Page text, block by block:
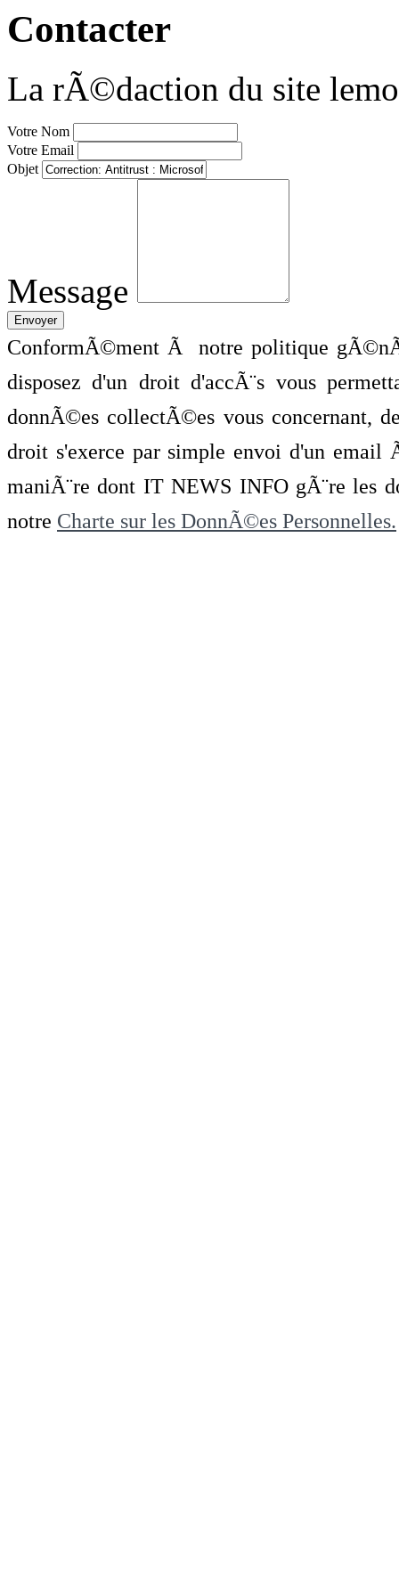
Contacter
La rÃ©daction du site
Votre Nom
Votre Email
Objet
Message
ConformÃ©ment Ã notre politique
disposez d'un droit d'accÃ¨s vous
donnÃ©es collectÃ©es vous concernant,
droit s'exerce par simple envoi d'un
maniÃ¨re dont IT NEWS INFO gÃ¨re les
notre Charte sur les DonnÃ©es Personnelles.